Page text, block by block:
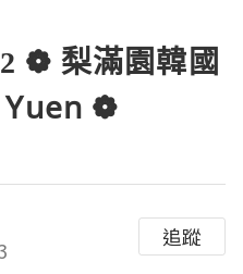
❁ 梨滿園韓國
Yuen ❁
追蹤